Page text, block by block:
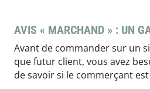
AVIS « MARCHAND » : UN
Avant de commander sur un
que futur client, vous avez
de savoir si le commerçant